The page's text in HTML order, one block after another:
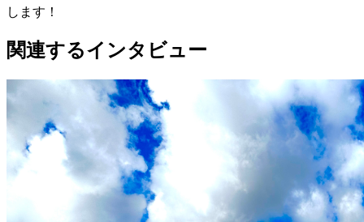
します！
関連するインタビュー